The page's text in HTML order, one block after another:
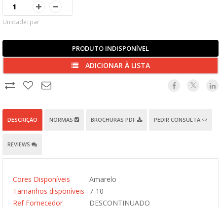
Unidade: par
PRODUTO INDISPONÍVEL
ADICIONAR À LISTA
DESCRIÇÃO NORMAS BROCHURAS PDF PEDIR CONSULTA
REVIEWS
Cores Disponíveis
Amarelo
Tamanhos disponíveis
7-10
Ref Fornecedor
DESCONTINUADO